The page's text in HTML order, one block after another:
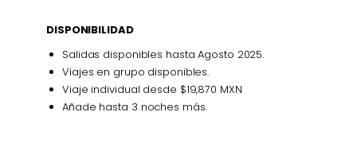
DISPONIBILIDAD
Salidas disponibles hasta Agosto 2025.
Viajes en grupo disponibles.
Viaje individual desde $19,870 MXN
Añade hasta 3 noches más.